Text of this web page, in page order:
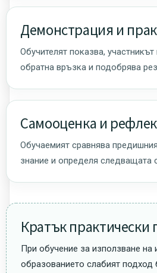
Демонстрация и
Обучителят показва,
обратна връзка и подобрява
Самооценка и
Обучаемият сравнява
знание и определя следващата
Кратък практически
При обучение за използване на
образованието слабият подход